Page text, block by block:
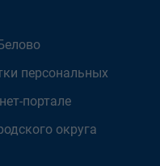
персональных
портале
округа